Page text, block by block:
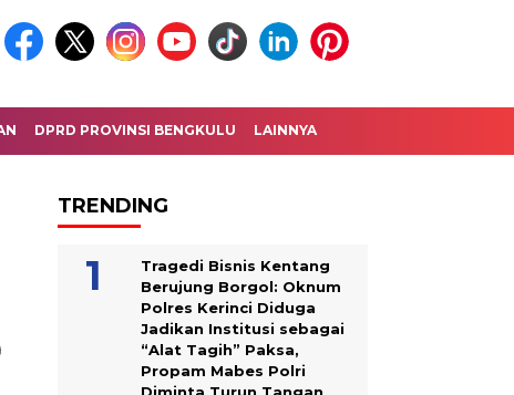
DPRD PROVINSI BENGKULU LAINNYA
TRENDING
Tragedi Bisnis Kentang
Berujung Borgol: Oknum
Polres Kerinci Diduga
Jadikan Institusi sebagai
“Alat Tagih” Paksa,
Propam Mabes Polri